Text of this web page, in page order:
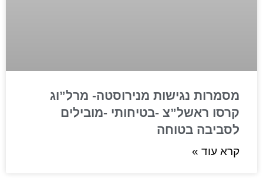
מסמרות נגישות מנירוסטה- מרל”וג
קרסו ראשל”צ -בטיחותי -מובילים
לסביבה בטוחה
קרא עוד »